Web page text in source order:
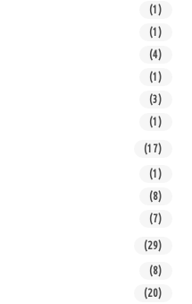
(1)
(1)
(4)
(1)
(3)
(1)
(17)
(1)
(8)
(7)
(29)
(8)
(20)